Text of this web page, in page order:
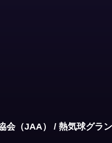
（JAA） / 熱気球グラ